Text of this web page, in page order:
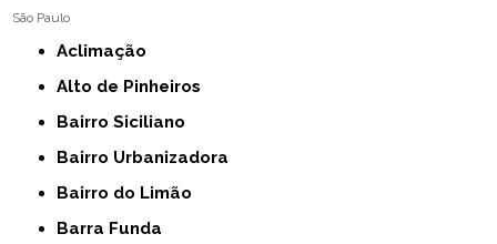
São Paulo
Aclimação
Alto de Pinheiros
Bairro Siciliano
Bairro Urbanizadora
Bairro do Limão
Barra Funda